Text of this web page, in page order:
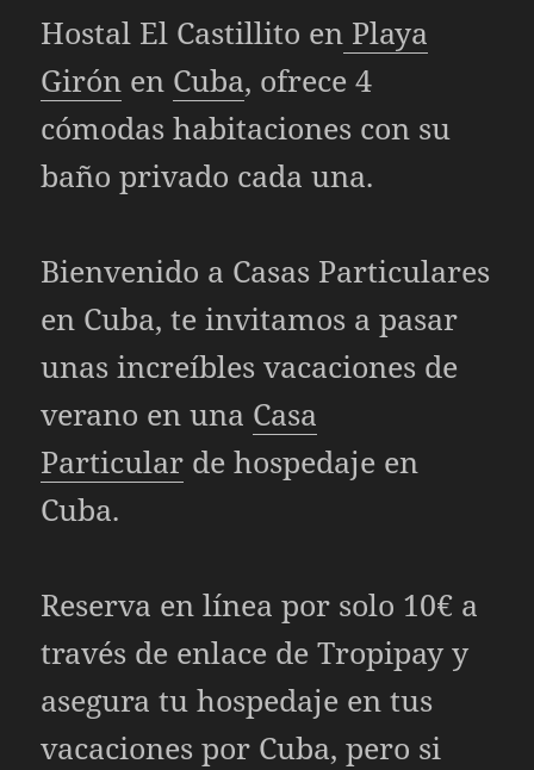
Hostal El Castillito en Playa
Girón en Cuba, ofrece 4
cómodas habitaciones con su
baño privado cada una.
Bienvenido a Casas Particulares
en Cuba, te invitamos a pasar
unas increíbles vacaciones de
verano en una Casa
Particular de hospedaje en
Cuba.
Reserva en línea por solo 10€ a
través de enlace de Tropipay y
asegura tu hospedaje en tus
vacaciones por Cuba, pero si